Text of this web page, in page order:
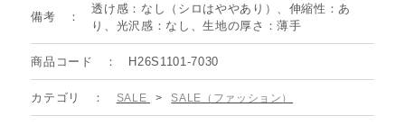
備考
透け感：なし（シロはややあり）、伸縮性：あ
り、光沢感：なし、生地の厚さ：薄手
商品コード H26S1101-7030
カテゴリ SALE > SALE（ファッション）